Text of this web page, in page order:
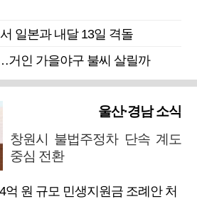
일본과 내달 13일 격돌
거인 가을야구 불씨 살릴까
울산·경남 소식
창원시 불법주정차 단속 계도
중심 전환
억 원 규모 민생지원금 조례안 처